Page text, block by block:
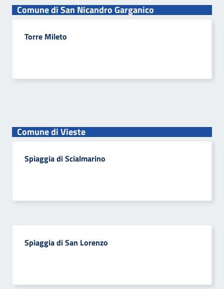
Comune di San Nicandro Garganico
Torre Mileto
Comune di Vieste
Spiaggia di Scialmarino
Spiaggia di San Lorenzo